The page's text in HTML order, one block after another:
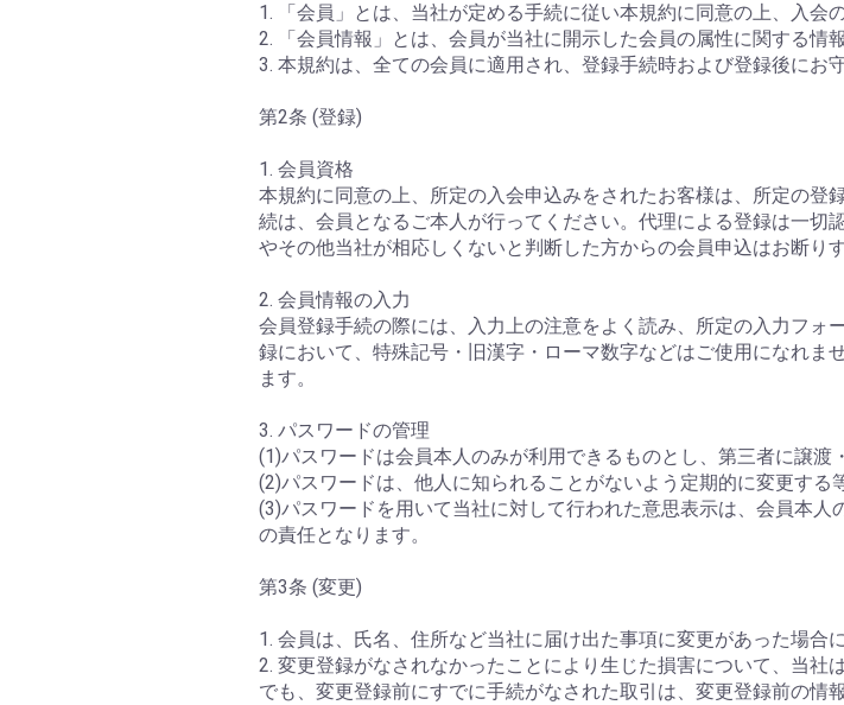
1. 「会員」とは、当社が定める手続に従い本規約に同意の上、入会
2. 「会員情報」とは、会員が当社に開示した会員の属性に関する情
3. 本規約は、全ての会員に適用され、登録手続時および登録後にお
第2条 (登録)
1. 会員資格
本規約に同意の上、所定の入会申込みをされたお客様は、所定の
続は、会員となるご本人が行ってください。代理による登録は一
やその他当社が相応しくないと判断した方からの会員申込はお断り
2. 会員情報の入力
会員登録手続の際には、入力上の注意をよく読み、所定の入力フォ
録において、特殊記号・旧漢字・ローマ数字などはご使用になれま
ます。
3. パスワードの管理
(1)パスワードは会員本人のみが利用できるものとし、第三者に譲渡
(2)パスワードは、他人に知られることがないよう定期的に変更する
(3)パスワードを用いて当社に対して行われた意思表示は、会員本
の責任となります。
第3条 (変更)
1. 会員は、氏名、住所など当社に届け出た事項に変更があった場合
2. 変更登録がなされなかったことにより生じた損害について、当
でも、変更登録前にすでに手続がなされた取引は、変更登録前の情